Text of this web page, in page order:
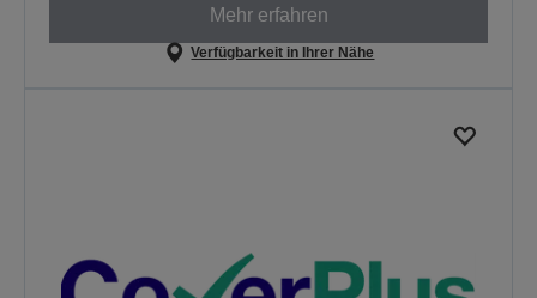
Mehr erfahren
Verfügbarkeit in Ihrer Nähe